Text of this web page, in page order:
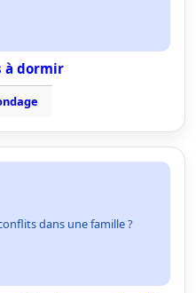
à dormir
dans une famille ?